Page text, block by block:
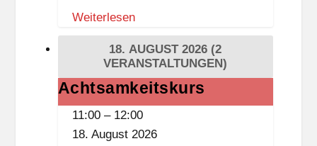
t
k
(
e
i
i
t
k
Weiterlesen
18. AUGUST 2026 (2
VERANSTALTUNGEN)
Achtsamkeitskurs
Achtsamkeitskurs
11:00 – 12:00
18. August 2026